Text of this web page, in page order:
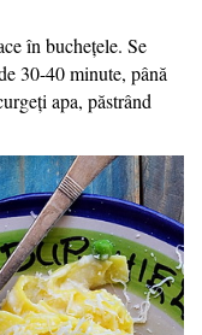
în buchețele. Se
30-40 minute, până
apa, păstrând